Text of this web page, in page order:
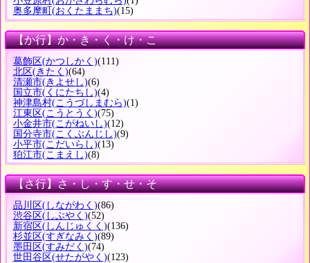
奥多摩町 (おくたままち)(15)
【か行】か・き・く・け・こ
葛飾区(かつしかく)(111)
北区(きたく)(64)
清瀬市(きよせし)(6)
国立市(くにたちし)(4)
神津島村(こうづしまむら)(1)
江東区(こうとうく)(75)
小金井市(こがねいし)(12)
国分寺市(こくぶんじし)(9)
小平市(こだいらし)(13)
狛江市(こまえし)(8)
【さ行】さ・し・す・せ・そ
品川区(しながわく)(86)
渋谷区(しぶやく)(52)
新宿区(しんじゅくく)(136)
杉並区(すぎなみく)(89)
墨田区(すみだく)(74)
世田谷区(せたがやく)(123)